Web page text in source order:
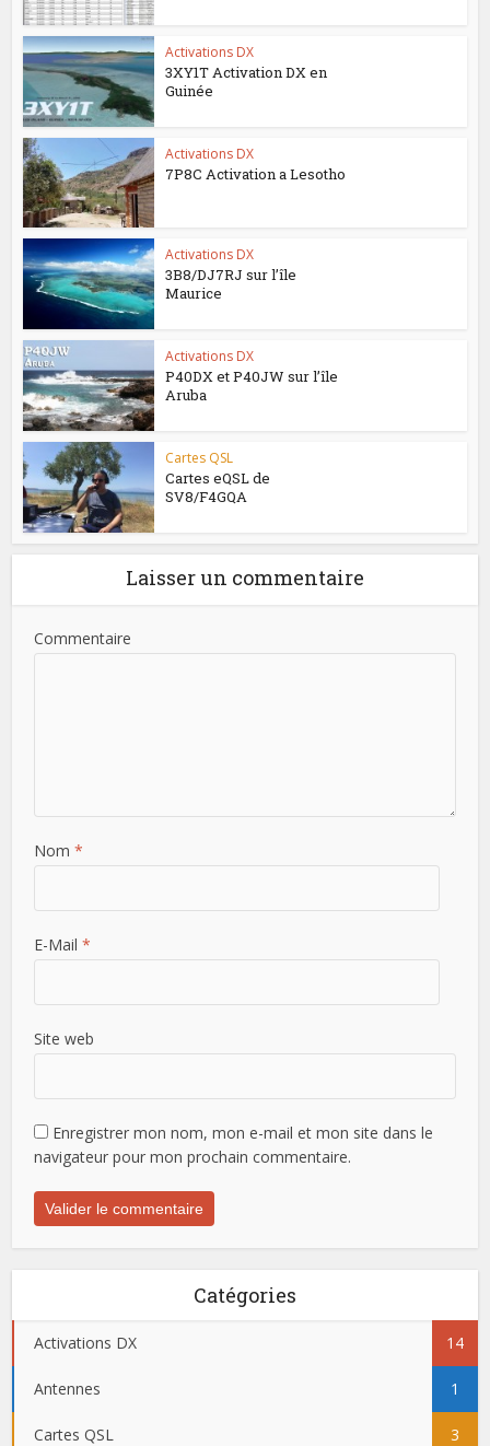
Activations DX
3XY1T Activation DX en
Guinée
Activations DX
7P8C Activation a Lesotho
Activations DX
3B8/DJ7RJ sur l’île
Maurice
Activations DX
P40DX et P40JW sur l’île
Aruba
Cartes QSL
Cartes eQSL de
SV8/F4GQA
Laisser un commentaire
Commentaire
Nom *
E-Mail *
Site web
Enregistrer mon nom, mon e-mail et mon site dans le
navigateur pour mon prochain commentaire.
Catégories
Activations DX 14
Antennes 1
Cartes QSL 3